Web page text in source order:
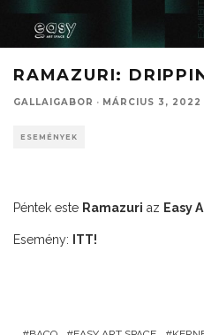
RAMAZURI:
GALLAIGABOR · MÁRCIUS 3, 2022
ESEMÉNYEK
Péntek este Ramazuri az Easy
Esemény: ITT!